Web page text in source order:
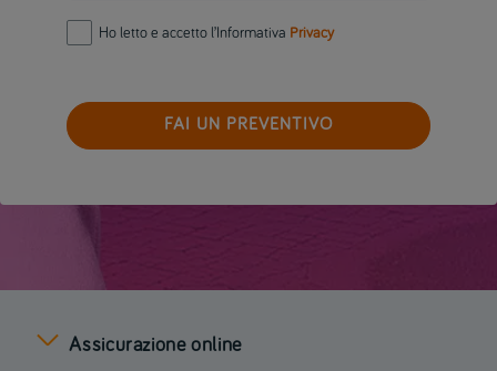
Ho letto e accetto l’Informativa Privacy
FAI UN PREVENTIVO
Assicurazione online